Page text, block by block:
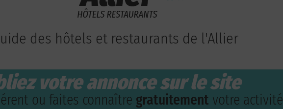
des hôtels et restaurants de l'Allier
votre annonce sur le site
ou faites connaître gratuitement votre activité